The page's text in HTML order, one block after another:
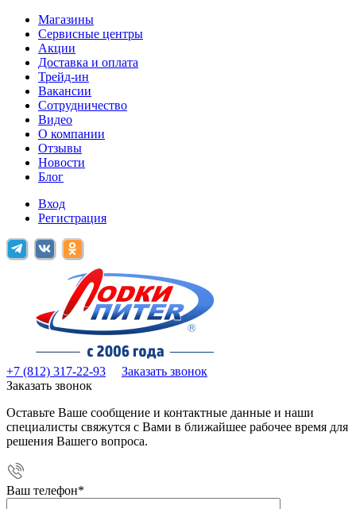
Магазины
Сервисные центры
Акции
Доставка и оплата
Трейд-ин
Вакансии
Сотрудничество
Видео
О компании
Отзывы
Новости
Блог
Вход
Регистрация
+7 (812) 317-22-93
Заказать звонок
Заказать звонок
Оставьте Ваше сообщение и контактные данные и наши
специалисты свяжутся с Вами в ближайшее рабочее время для
решения Вашего вопроса.
Ваш телефон*